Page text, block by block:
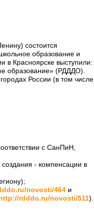
состоится
образование и
в Красноярске выступили:
образование» (РДДДО).
России (в том числе
с СанПиН,
- компенсации в
novosti/464 и
http://rdddo.ru/novosti/511).